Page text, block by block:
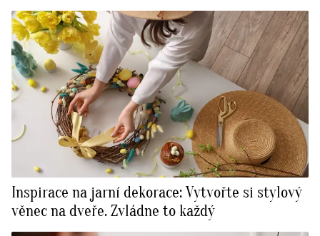
Inspirace na jarní dekorace: Vytvořte si stylový
věnec na dveře. Zvládne to každý